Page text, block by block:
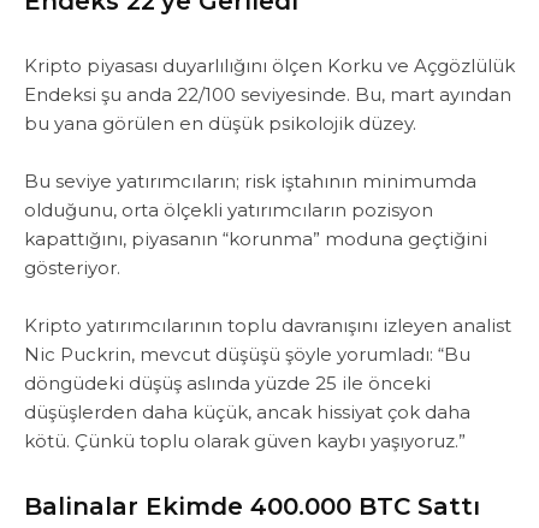
Kripto piyasası duyarlılığını ölçen Korku ve Açgözlülük
Endeksi şu anda 22/100 seviyesinde. Bu, mart ayından
bu yana görülen en düşük psikolojik düzey.
‎Bu seviye yatırımcıların; ‎risk iştahının minimumda
olduğunu, orta ölçekli yatırımcıların pozisyon
kapattığını, piyasanın “korunma” moduna geçtiğini
gösteriyor.
‎Kripto yatırımcılarının toplu davranışını izleyen analist
Nic Puckrin, mevcut düşüşü şöyle yorumladı: “Bu
döngüdeki düşüş aslında yüzde 25 ile önceki
düşüşlerden daha küçük, ancak hissiyat çok daha
kötü. Çünkü toplu olarak güven kaybı yaşıyoruz.”
Balinalar Ekimde 400.000 BTC Sattı